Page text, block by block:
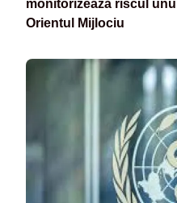
monitorizează riscul
Orientul Mijlociu